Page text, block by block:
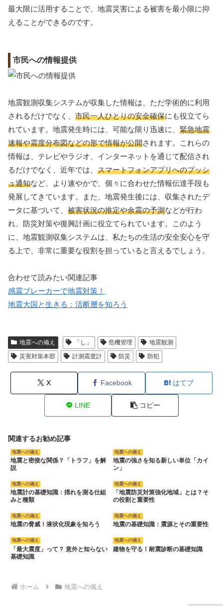
最大限に活用することで、地震災害による被害を最小限に抑
えることができるのです。
市民への情報提供
地震観測収集システムが収集した情報は、ただ学術的に利用
されるだけでなく、 市民一人ひとりの安全確保にも役立てら
れています。地震発生時には、可能な限り迅速に、 緊急地震
速報や震度分布図などの形で情報が公開されます。これらの
情報は、テレビやラジオ、インターネットを通じて配信され
るだけでなく、近年では、 スマートフォンアプリへのプッシ
ュ通知など、より速やかで、個々に合わせた情報伝達手段も
発展してきています。また、地震発生後には、収集されたデ
ータに基づいて、 被害状況の推定や余震の予測などが行わ
れ、防災対策や復興計画に役立てられています。このよう
に、地震観測収集システムは、私たちの生活の安全安心を守
る上で、非常に重要な役割を担っていると言えるでしょう。
合わせて読みたい関連記事
感震ブレーカーで地震対策！
地震大国と生きる：活断層を知ろう
地震への備え 「し」 危機管理
地震観測
災害対策本部
計測震度計 防災 防犯
X Facebook はてブ
LINE コピー
関連するお勧め記事
地震への備え
地震と密接な関係？「トラフ」を解
説
地震への備え
地震の強さを知る新しい単位「カイ
ン」
地震への備え
地震計の基礎知識：揺れを測る仕組
みと種類
地震への備え
「地震防災対策強化地域」とは？そ
の役割と重要性
地震への備え
地震の脅威！液状化現象を知ろう
地震への備え
地震の基礎知識：震源とその重要性
地震への備え
「最大震度」って？ 意外と知らない
基礎知識
地震への備え
建物を守る！耐震診断の基礎知識
ホーム 地震への備え